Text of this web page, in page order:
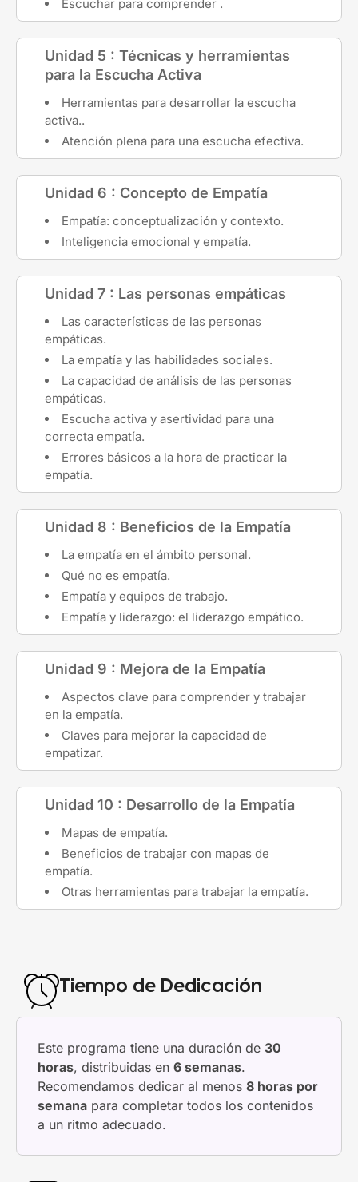
Escuchar para comprender .
Unidad 5 : Técnicas y herramientas
para la Escucha Activa
Herramientas para desarrollar la escucha
activa..
Atención plena para una escucha efectiva.
Unidad 6 : Concepto de Empatía
Empatía: conceptualización y contexto.
Inteligencia emocional y empatía.
Unidad 7 : Las personas empáticas
Las características de las personas
empáticas.
La empatía y las habilidades sociales.
La capacidad de análisis de las personas
empáticas.
Escucha activa y asertividad para una
correcta empatía.
Errores básicos a la hora de practicar la
empatía.
Unidad 8 : Beneficios de la Empatía
La empatía en el ámbito personal.
Qué no es empatía.
Empatía y equipos de trabajo.
Empatía y liderazgo: el liderazgo empático.
Unidad 9 : Mejora de la Empatía
Aspectos clave para comprender y trabajar
en la empatía.
Claves para mejorar la capacidad de
empatizar.
Unidad 10 : Desarrollo de la Empatía
Mapas de empatía.
Beneficios de trabajar con mapas de
empatía.
Otras herramientas para trabajar la empatía.
Tiempo de Dedicación
Este programa tiene una duración de 30
horas, distribuidas en 6 semanas.
Recomendamos dedicar al menos 8 horas por
semana para completar todos los contenidos
a un ritmo adecuado.